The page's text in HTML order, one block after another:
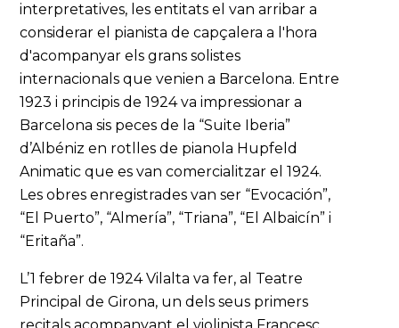
interpretatives, les entitats el van arribar a
considerar el pianista de capçalera a l'hora
d'acompanyar els grans solistes
internacionals que venien a Barcelona. Entre
1923 i principis de 1924 va impressionar a
Barcelona sis peces de la “Suite Iberia”
d’Albéniz en rotlles de pianola Hupfeld
Animatic que es van comercialitzar el 1924.
Les obres enregistrades van ser “Evocación”,
“El Puerto”, “Almería”, “Triana”, “El Albaicín” i
“Eritaña”.
L’1 febrer de 1924 Vilalta va fer, al Teatre
Principal de Girona, un dels seus primers